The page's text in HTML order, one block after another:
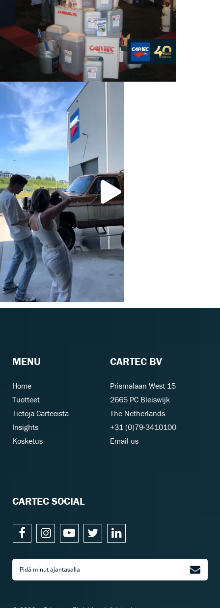
MENU
Home
Tuotteet
Tietoja Cartecista
Insights
Kosketus
CARTEC BV
Prismalaan West 15
2665 PC Bleiswijk
The Netherlands
+31 (0)79-3410100
Email us
CARTEC SOCIAL
Pidä minut ajantasalla